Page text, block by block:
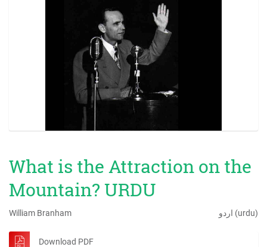
What is the Attraction on the
Mountain? URDU
William Branham اردو (urdu)
Download PDF